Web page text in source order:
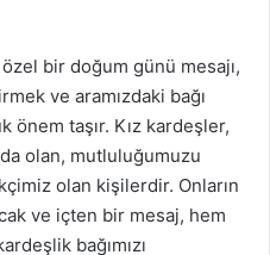
özel bir doğum günü mesajı,
ve aramızdaki bağı
önem taşır. Kız kardeşler,
olan, mutluluğumuzu
olan kişilerdir. Onların
ve içten bir mesaj, hem
bağımızı